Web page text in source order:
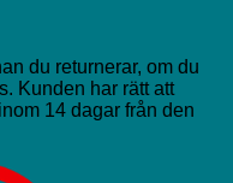
du returnerar, om du
Kunden har rätt att
14 dagar från den